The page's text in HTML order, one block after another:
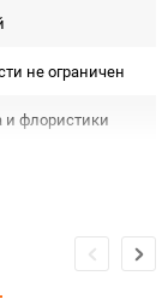
не ограничен
и флористики
не требует